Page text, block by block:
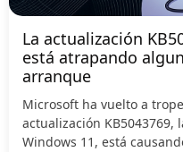
La actualización
está atrapando
arranque
Microsoft ha vuelto a
actualización
Windows 11, está